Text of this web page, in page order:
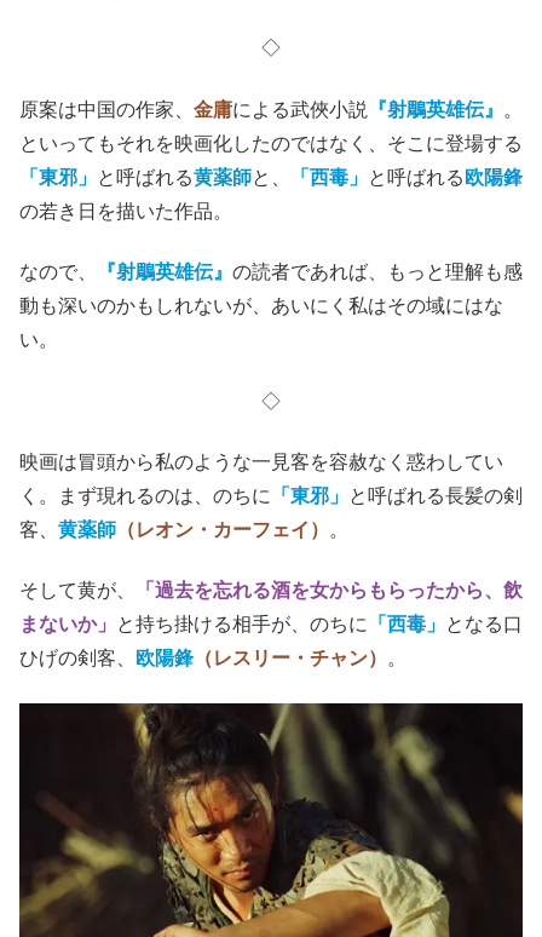
◇
原案は中国の作家、 金庸による武俠小説 『射鵰英雄伝』
。
といってもそれを映画化したのではなく、そこに登場する
「東邪」 と呼ばれる黄薬師と、 「西毒」 と呼ばれる 欧陽鋒
の若き日を描いた作品。
なので、 『射鵰英雄伝』 の読者であれば、もっと理解も感
動も深いのかもしれないが、あいにく私はその域にはな
い。
◇
映画は冒頭から私のような一見客を容赦なく惑わしてい
く。まず現れるのは、のちに
「東邪」 と呼ばれる長髪の剣
客、 黄薬師 （レオン・カーフェイ） 。
そして黄が、
「過去を忘れる酒を女からもらったから、飲
まないか」
と持ち掛ける相手が、のちに 「西毒」 となる口
ひげの剣客、
欧陽鋒 （レスリー・チャン） 。